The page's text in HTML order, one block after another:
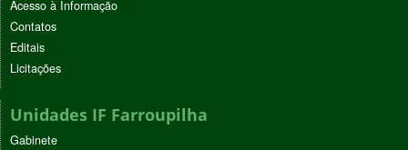
Acesso à Informação
Contatos
Editais
Licitações
Unidades IF Farroupilha
Gabinete